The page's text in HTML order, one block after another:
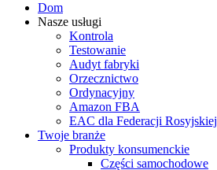
Dom
Nasze usługi
Kontrola
Testowanie
Audyt fabryki
Orzecznictwo
Ordynacyjny
Amazon FBA
EAC dla Federacji Rosyjskiej
Twoje branże
Produkty konsumenckie
Części samochodowe